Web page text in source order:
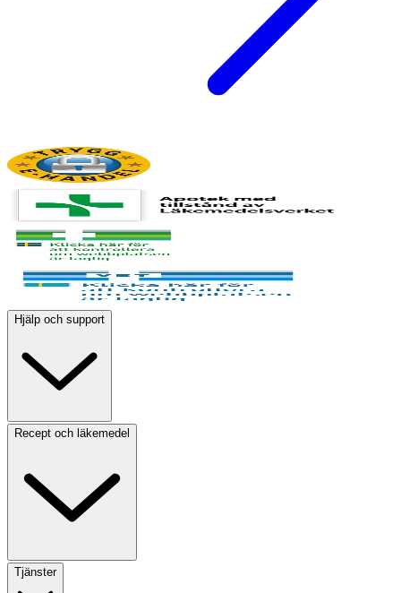
Hjälp och support
Recept och läkemedel
Tjänster